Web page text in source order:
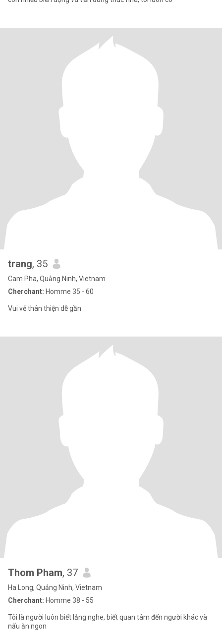
trang, 35
Cam Pha, Quảng Ninh, Vietnam
Cherchant: Homme 35 - 60
Vui vẻ thân thiện dễ gần
Thom Pham, 37
Ha Long, Quảng Ninh, Vietnam
Cherchant: Homme 38 - 55
Tôi là người luôn biết lắng nghe, biết quan tâm đến người khác và
nấu ăn ngon